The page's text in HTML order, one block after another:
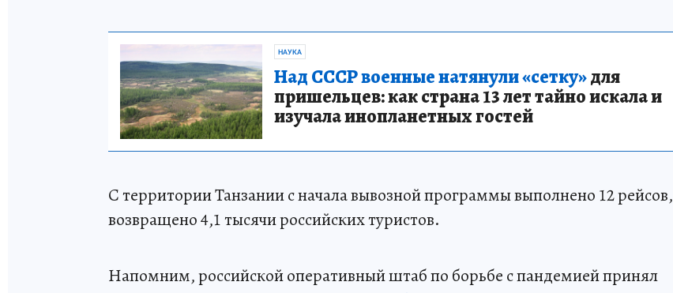
НАУКА
Над СССР военные натянули «сетку»для
пришельцев: как страна 13 лет тайно искала и
изучала инопланетных гостей
С территории Танзании с начала вывозной программы выполнено 12 рейсов,
возвращено 4,1 тысячи российских туристов.
Напомним, российской оперативный штаб по борьбе с пандемией принял